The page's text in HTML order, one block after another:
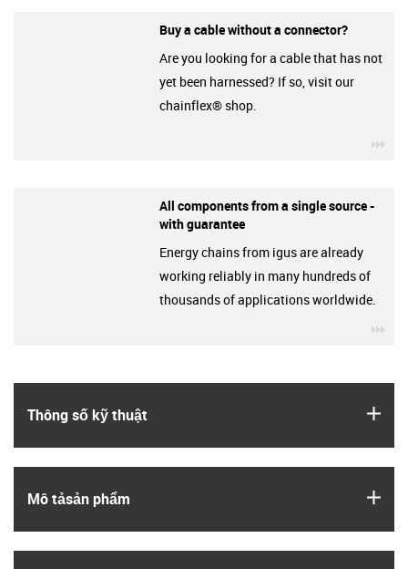
Thông số kỹ thuật
Mô tả­sản phẩm
Buy a cable without a connector?
Are you looking for a cable that has not
yet been harnessed? If so, visit our
chainflex® shop.
All components from a single source -
with guarantee
Energy chains from igus are already
working reliably in many hundreds of
thousands of applications worldwide.